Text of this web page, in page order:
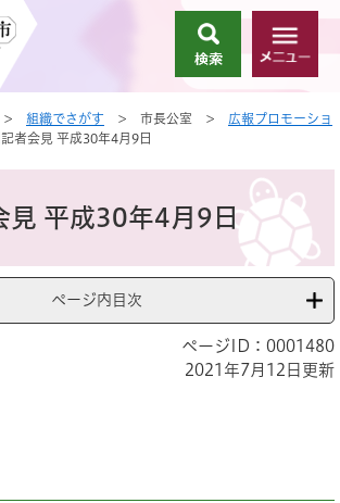
索
メ
ニ
ー
> 組織でさがす > 市長公室 >
広報プロモーショ
者会見 平成30年4月9日
見 平成30年4月9日
ページ内目次
ページID：0001480
2021年7月12日更新